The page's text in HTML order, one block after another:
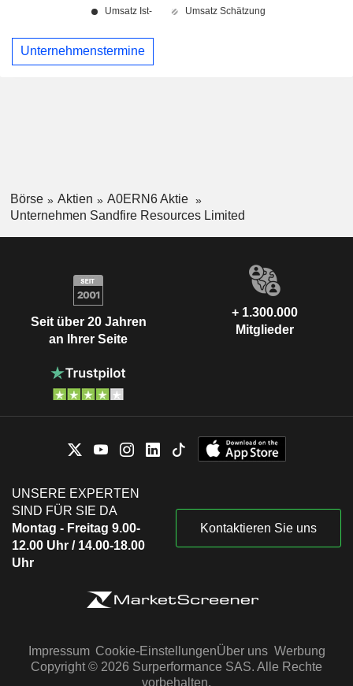
Unternehmenstermine
Börse Aktien
A0ERN6 Aktie
Unternehmen Sandfire Resources Limited
Seit über 20 Jahren
an Ihrer Seite
+ 1.300.000
Mitglieder
UNSERE EXPERTEN
SIND FÜR SIE DA
Montag - Freitag 9.00-
12.00 Uhr / 14.00-18.00
Uhr
Kontaktieren Sie uns
Impressum Cookie-EinstellungenÜber uns Werbung
Copyright © 2026 Surperformance SAS. Alle Rechte
vorbehalten.